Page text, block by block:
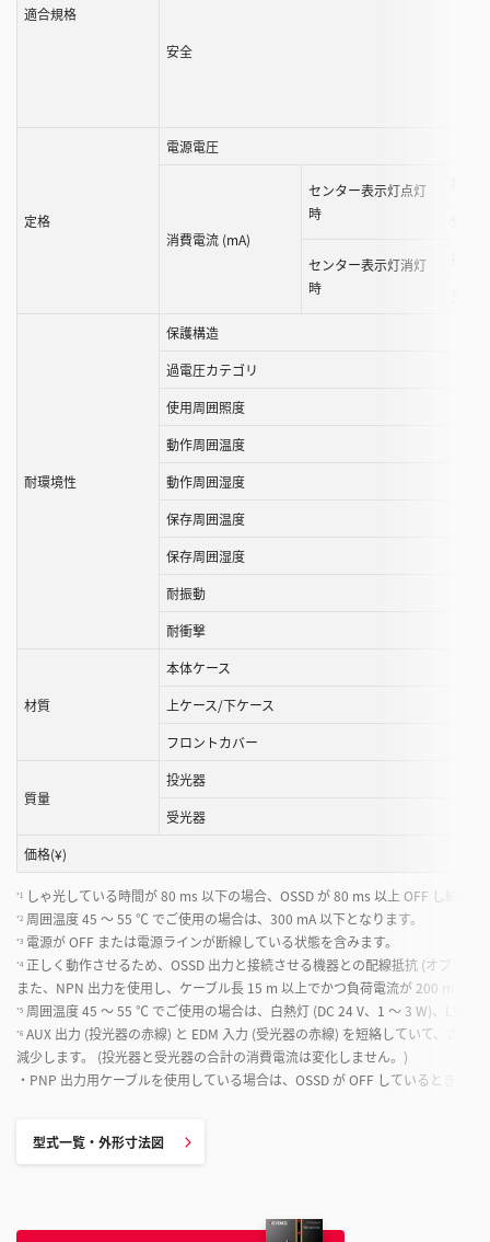
適合規格
安全
定格
電源電圧
消費電流 (mA)
センター表示灯点灯
時
センター表示灯消灯
時
耐環境性
保護構造
過電圧カテゴリ
使用周囲照度
動作周囲温度
動作周囲湿度
保存周囲温度
保存周囲湿度
耐振動
耐衝撃
材質
本体ケース
上ケース/下ケース
フロントカバー
質量
投光器
受光器
価格(¥)
*1 しゃ光している時間が 80 ms 以下の場合、OSSD が 80 ms 以上 OFF し続け
*2 周囲温度 45 ～ 55 ℃ でご使用の場合は、300 mA 以下となります。
*3 電源が OFF または電源ラインが断線している状態を含みます。
*4 正しく動作させるため、OSSD 出力と接続させる機器との配線抵抗 (オプシ
また、NPN 出力を使用し、ケーブル長 15 m 以上でかつ負荷電流が 200 mA
*5 周囲温度 45 ～ 55 ℃ でご使用の場合は、白熱灯 (DC 24 V、1 ～ 3 W)、LED
*6 AUX 出力 (投光器の赤線) と EDM 入力 (受光器の赤線) を短絡していて、さら
減少します。 (投光器と受光器の合計の消費電流は変化しません。)
・PNP 出力用ケーブルを使用している場合は、OSSD が OFF しているとき ・
型式一覧・外形寸法図